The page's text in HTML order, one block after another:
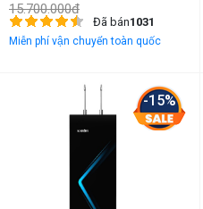
15.700.000đ
Đã bán1031
Miễn phí vận chuyển toàn quốc
-15%